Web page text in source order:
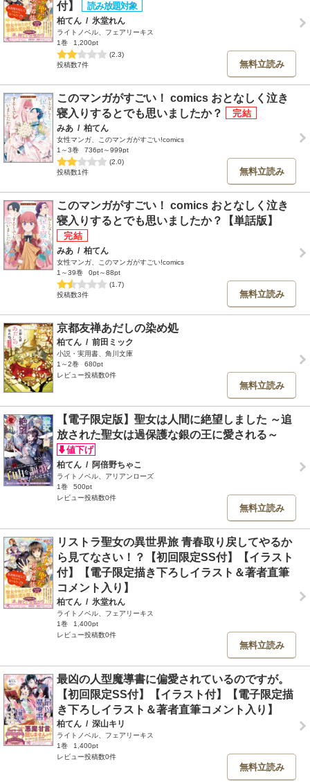
付】
柏てん / 氷堂れん
ライトノベル、フェアリーキス
1巻
1,200pt
(2.3)
投稿数7件
無料立読み
このマンガがすごい！ comics おとなしく泣き
寝入りするとでも思いましたか？
みあ / 柏てん
女性マンガ、このマンガがすごい!comics
1～3巻
736pt～999pt
(2.0)
投稿数1件
無料立読み
このマンガがすごい！ comics おとなしく泣き
寝入りするとでも思いましたか？【単話版】
みあ / 柏てん
女性マンガ、このマンガがすごい!comics
1～39巻
0pt～88pt
(1.7)
投稿数3件
無料立読み
京都友禅あだしの染め処
柏てん / 前田ミック
小説・実用書、角川文庫
1～2巻
680pt
レビュー投稿数0件
無料立読み
【電子限定版】聖女は人間に絶望しました ～追
放された聖女は過保護な銀の王に愛される～
柏てん / 阿倍野ちゃこ
ライトノベル、アリアンローズ
1巻
500pt
レビュー投稿数0件
無料立読み
リストラ聖女の異世界旅 青春取り戻してやるか
ら見てなさい！？【初回限定SS付】【イラスト
付】【電子限定描き下ろしイラスト＆著者直筆
コメント入り】
柏てん / 氷堂れん
ライトノベル、フェアリーキス
1巻
1,400pt
レビュー投稿数0件
無料立読み
最凶の人型魔導書に偏愛されているのですが。
【初回限定SS付】【イラスト付】【電子限定描
き下ろしイラスト＆著者直筆コメント入り】
柏てん / 深山キリ
ライトノベル、フェアリーキス
1巻
1,400pt
レビュー投稿数0件
無料立読み